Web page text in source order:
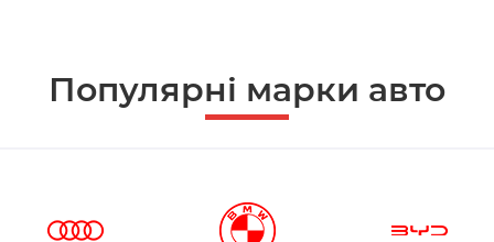
Популярні марки авто